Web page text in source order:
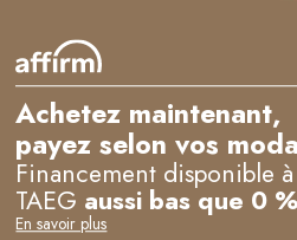
Achetez maintenant,
payez selon vos
Financement disponible à
TAEG aussi bas que 0
En savoir plus